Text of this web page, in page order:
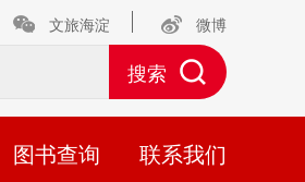
文旅海淀 微博
图书查询 联系我们